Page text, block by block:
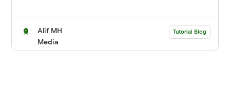
Alif MH
Media
Tutorial Blog